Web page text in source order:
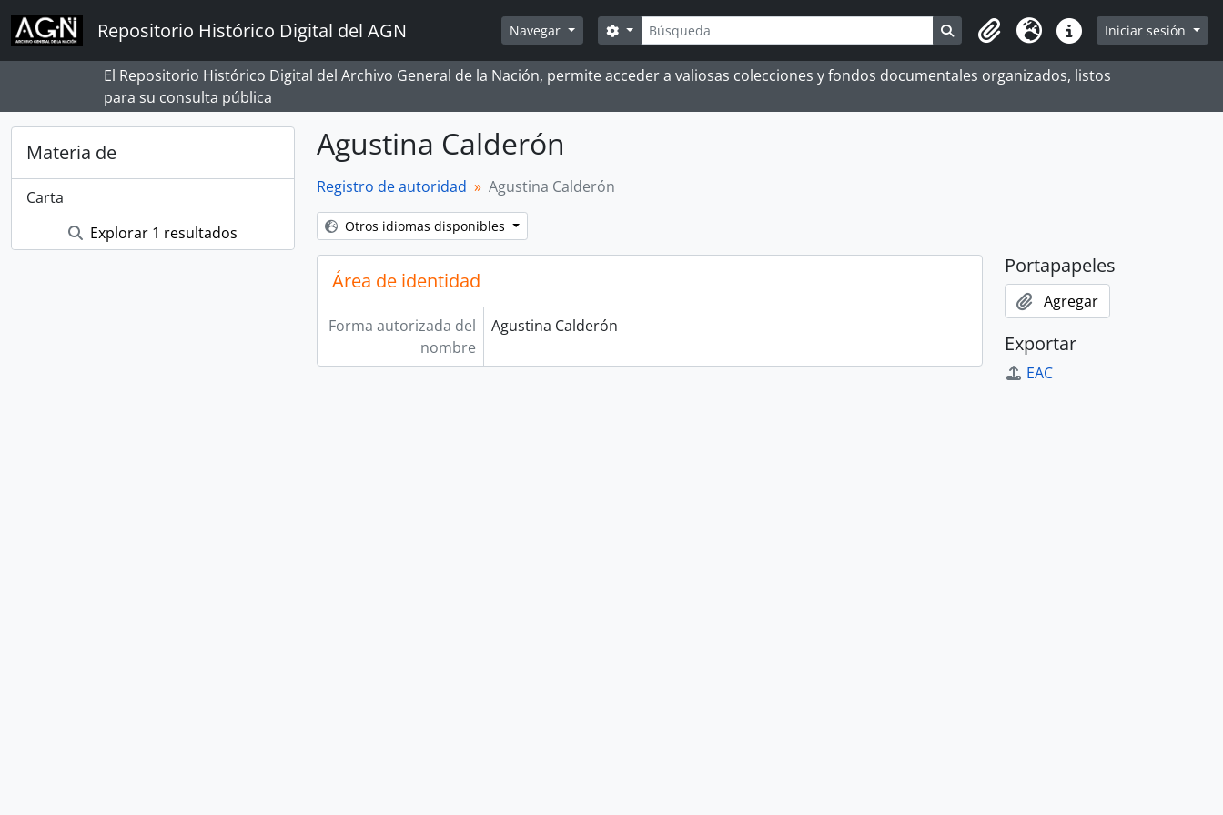
Skip to main content
Repositorio Histórico Digital del AGN Navegar Búsqueda
Search options Search in browse page
Portapapeles
Idioma Enlaces rápidos
Iniciar sesión
El Repositorio Histórico Digital del Archivo General de la Nación, permite acceder a valiosas colecciones y fondos documentales organizados, listos
para su consulta pública
Materia de
Carta
Explorar 1 resultados
Agustina Calderón
Registro de autoridad Agustina Calderón
Otros idiomas disponibles
Área de identidad
Forma autorizada del
nombre
Agustina Calderón
Portapapeles
Agregar
Exportar
EAC